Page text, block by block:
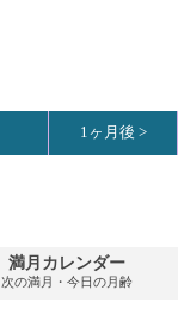
1ヶ月後 >
満月カレンダー
次の満月・今日の月齢